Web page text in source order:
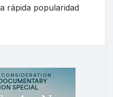
rápida popularidad